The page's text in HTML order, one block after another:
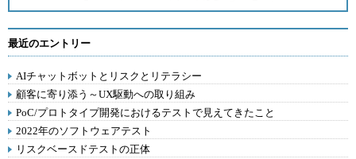
最近のエントリー
AIチャットボットとリスクとリテラシー
顧客に寄り添う～UX駆動への取り組み
PoC/プロトタイプ開発におけるテストで見えてきたこと
2022年のソフトウェアテスト
リスクベースドテストの正体